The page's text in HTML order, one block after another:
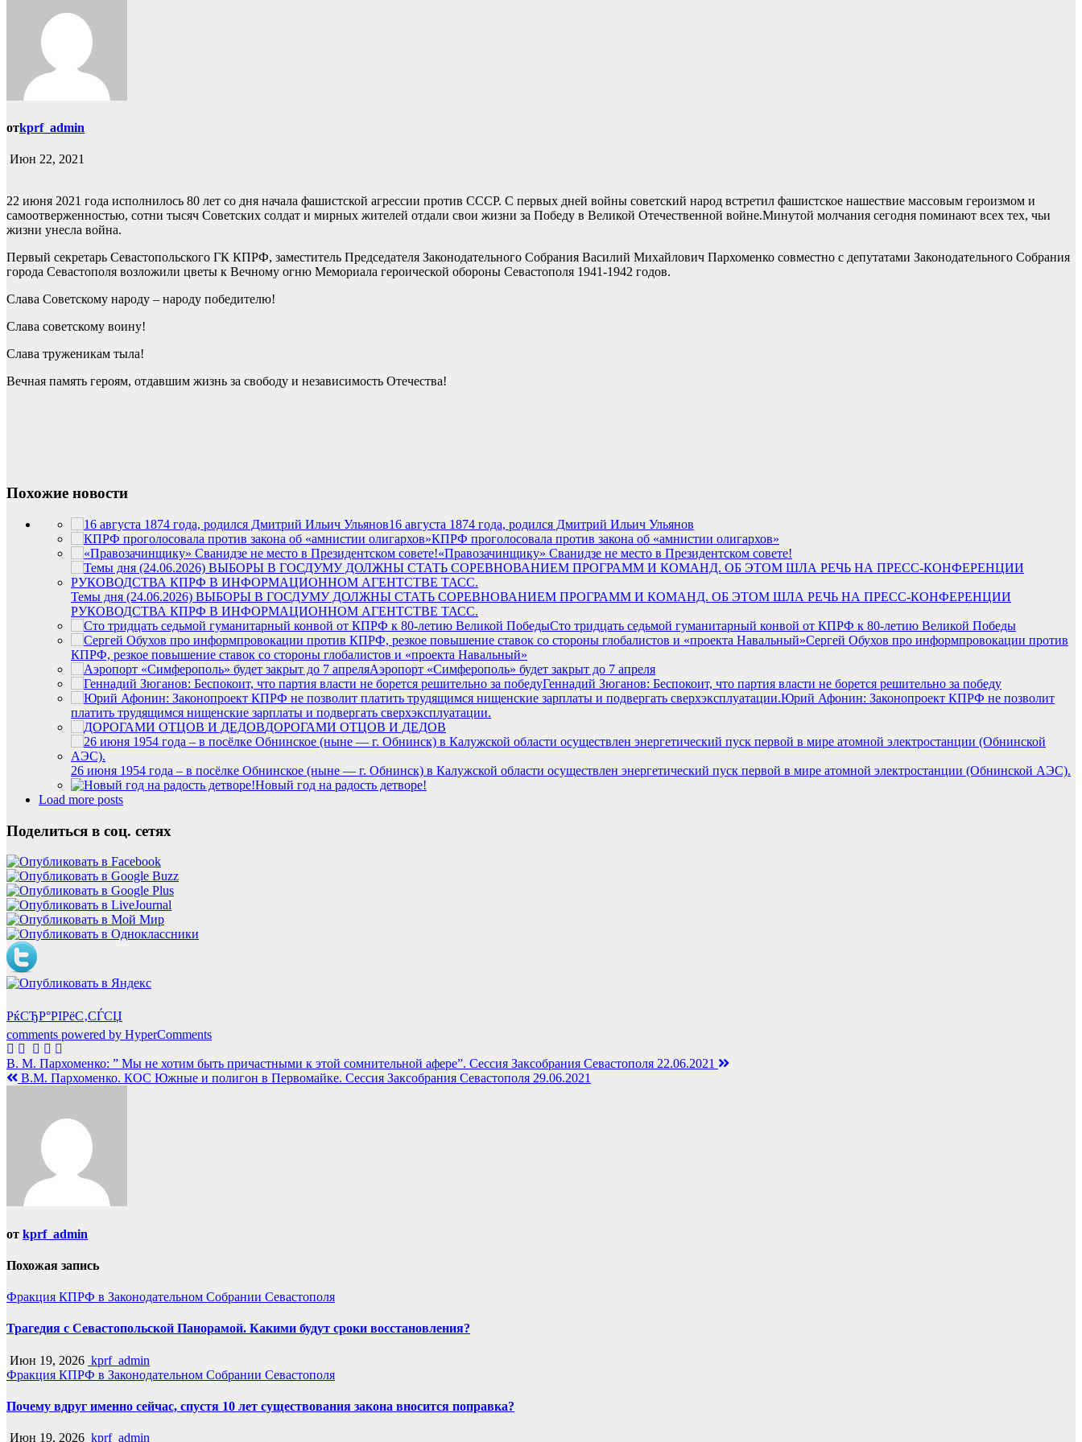
отkprf_admin
Июн 22, 2021
22 июня 2021 года исполнилось 80 лет со дня начала фашистской агрессии против СССР. С первых дней войны советский народ встретил фашистское нашествие массовым героизмом и
самоотверженностью, сотни тысяч Советских солдат и мирных жителей отдали свои жизни за Победу в Великой Отечественной войне.Минутой молчания сегодня поминают всех тех, чьи
жизни унесла война.
Первый секретарь Севастопольского ГК КПРФ, заместитель Председателя Законодательного Собрания Василий Михайлович Пархоменко совместно с депутатами Законодательного Собрания
города Севастополя возложили цветы к Вечному огню Мемориала героической обороны Севастополя 1941-1942 годов.
Слава Советскому народу – народу победителю!
Слава советскому воину!
Слава труженикам тыла!
Вечная память героям, отдавшим жизнь за свободу и независимость Отечества!
Похожие новости
16 августа 1874 года, родился Дмитрий Ильич Ульянов
КПРФ проголосовала против закона об «амнистии олигархов»
«Правозачинщику» Сванидзе не место в Президентском совете!
Темы дня (24.06.2026) ВЫБОРЫ В ГОСДУМУ ДОЛЖНЫ СТАТЬ СОРЕВНОВАНИЕМ ПРОГРАММ И КОМАНД. ОБ ЭТОМ ШЛА РЕЧЬ НА ПРЕСС-КОНФЕРЕНЦИИ
РУКОВОДСТВА КПРФ В ИНФОРМАЦИОННОМ АГЕНТСТВЕ ТАСС.
Сто тридцать седьмой гуманитарный конвой от КПРФ к 80-летию Великой Победы
Сергей Обухов про информпровокации против
КПРФ, резкое повышение ставок со стороны глобалистов и «проекта Навальный»
Аэропорт «Симферополь» будет закрыт до 7 апреля
Геннадий Зюганов: Беспокоит, что партия власти не борется решительно за победу
Юрий Афонин: Законопроект КПРФ не позволит
платить трудящимся нищенские зарплаты и подвергать сверхэксплуатации.
ДОРОГАМИ ОТЦОВ И ДЕДОВ
26 июня 1954 года – в посёлке Обнинское (ныне — г. Обнинск) в Калужской области осуществлен энергетический пуск первой в мире атомной электростанции (Обнинской АЭС).
Новый год на радость детворе!
Load more posts
Поделиться в соц. сетях
РќСЂР°РІРёС‚СЃСЏ
comments powered by HyperComments
Навигация
по
В. М. Пархоменко: ” Мы не хотим быть причастными к этой сомнительной афере”. Сессия Заксобрания Севастополя 22.06.2021
В.М. Пархоменко. КОС Южные и полигон в Первомайке. Сессия Заксобрания Севастополя 29.06.2021
от kprf_admin
Похожая запись
Фракция КПРФ в Законодательном Собрании Севастополя
Трагедия с Севастопольской Панорамой. Какими будут сроки восстановления?
Июн 19, 2026 kprf_admin
Фракция КПРФ в Законодательном Собрании Севастополя
Почему вдруг именно сейчас, спустя 10 лет существования закона вносится поправка?
Июн 19, 2026 kprf_admin